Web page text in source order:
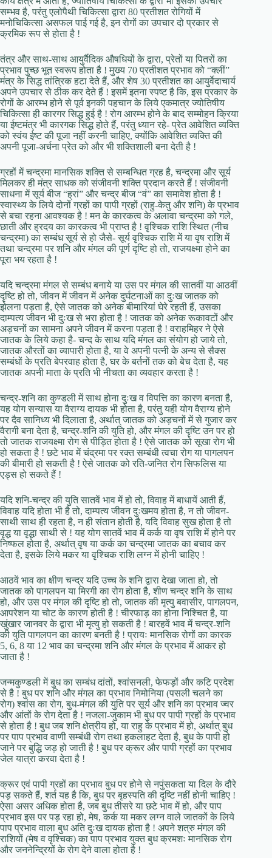
सम्भव है, परंतु एलोपैथी चिकित्सा द्वारा 80 प्रतीशत रोगियों में
मनोचिकित्सा असफल पाई गई है, इन रोगों का उपचार दो प्रकार से
क्रमिक रूप से होता है !
तंत्र और साथ-साथ आयुर्वैदिक औषधियों के द्वारा, प्रेतों या पितरों का
प्रभाव पुच्छ भूत स्वरूप होता है ! मुख्य 70 प्रतीशत प्रभाव को “क्लीं”
मंत्र के सिद्ध तांत्रिक हटा देते हैं, और शेष 30 प्रतीशत का आयुर्वेदाचार्य
अपने उपचार से ठीक कर देते हैं ! इसमें इतना स्पष्ट है कि, इस प्रकार के
रोगों के आरम्भ होने से पूर्व इनकी पहचान के लिये एकमात्र ज्योतिषीय
चिकित्सा ही कारगर सिद्ध हुई है ! रोग आरम्भ होने के बाद सम्मोहन क्रिया
या ईष्टमंत्र भी कारगक सिद्ध होते हैं, परंतु ध्यान रहे- प्रेत आवेशित व्यक्ति
को स्वंय ईष्ट की पूजा नहीं करनी चाहिए, क्योंकि आवेशित व्यक्ति की
अपनी पूजा-अर्चना प्रेत को और भी शक्तिशाली बना देती है !
ग्रहों में चन्द्रमा मानसिक शक्ति से सम्बन्धित ग्रह है, चन्द्रमा और सूर्य
मिलकर ही मंत्र साधक को संजीवनी शक्ति प्रदान करते हैं ! संजीवनी
साधना में सूर्य बीज “ह्रां” और चन्द्र बीज “वं” का समावेश होता है !
स्वास्थ्य के लिये दोनों ग्रहों का पापी ग्रहों (राहु-केतु और शनि) के प्रभाव
से बचा रहना आवश्यक है ! मन के कारकत्व के अलावा चन्द्रमा को गले,
छाती और ह्रदय का कारकत्व भी प्राप्त है ! वृश्चिक राशि स्थित (नीच
चन्द्रमा) का सम्बंध सूर्य से हो जैसे- सूर्य वृश्चिक राशि में या वृष राशि में
तथा चन्द्रमा पर शनि और मंगल की पूर्ण दृष्टि हो तो, राजयक्ष्मा होने का
पूरा भय रहता है !
यदि चन्द्रमा मंगल से सम्बंध बनाये या उस पर मंगल की सातवीं या आठवीं
दृष्टि हो तो, जीवन में जीवन में अनेक दुर्घटनाओं का दुःख जातक को
झेलना पड़ता है, ऐसे जातक को अनेक बीमारियां घेरे रहती हैं, उसका
दाम्पत्य जीवन भी दुःख से भरा होता है ! जातक को अनेक रूकावटों और
अड़चनों का सामना अपने जीवन में करना पड़ता है ! वराहमिहर ने ऐसे
जातक के लिये कहा है- चन्द के साथ यदि मंगल का संयोग हो जाये तो,
जातक औरतों का व्यापारी होता है, या वे अपनी पत्नी के अन्य से सैक्स
सम्बंधों के प्रति बेपरवाह होता है, घर के बर्तनों तक को बेच देता है, यह
जातक अपनी माता के प्रति भी नीचता का व्यवहार करता है !
चन्द्र-शनि का कुण्डली में साथ होना दुःख व विपत्ति का कारण बनता है,
यह योग सन्यास या वैराग्य दायक भी होता है, परंतु यही योग वैराग्य होने
पर दैव सानिध्य भी दिलाता है, अर्थात् जातक को अड़चनों में से गुजार कर
वैरागी बना देता है, चन्द्र-शनि की युति हो, और मंगल की दृष्टि उन पर हो
तो जातक राजयक्ष्मा रोग से पीड़ित होता है ! ऐसे जातक को सूखा रोग भी
हो सकता है ! छटे भाव में चंद्रमा पर रक्त सम्बंधी त्वचा रोग या पागलपन
की बीमारी हो सकती है ! ऐसे जातक को रति-जनित रोग सिफलिस या
एड्स हो सकते हैं !
यदि शनि-चन्द्र की युति सातवें भाव में हो तो, विवाह में बाधायें आती हैं,
विवाह यदि होता भी है तो, दाम्पत्य जीवन दुःखमय होता है, न तो जीवन-
साथी साथ ही रहता है, न ही संतान होती है, यदि विवाह सुख होता है तो
वृद्ध या वृद्धा साथी से ! यह योग सातवें भाव में कर्क या वृष राशि में होने पर
निष्फल होता है, अर्थात् वृष या कर्क का चन्द्रमा जातक का बचाव कर
देता है, इसके लिये मकर या वृश्चिक राशि लग्न में होनी चाहिए !
आठवें भाव का क्षीण चन्द्र यदि उच्च के शनि द्वारा देखा जाता हो, तो
जातक को पागलपन या मिरगी का रोग होता है, शीण चन्द्र शनि के साथ
हो, और उस पर मंगल की दृष्टि हो तो, जातक की मृत्यु बवासीर, पागलपन,
आपरेशन या चोट के कारण होती है ! चीरफाड़ का होना निश्चित है, या
खुंखार जानवर के द्वारा भी मृत्यु हो सकती है ! बारहवें भाव में चन्द्र-शनि
की युति पागलपन का कारण बनती है ! प्रायः मानसिक रोगों का कारक
5, 6, 8 या 12 भाव का चन्द्रमा शनि और मंगल के प्रभाव में आकर हो
जाता है !
जन्मकुण्डली में बुध का सम्बंध दांतों, श्वांसनली, फेफड़ों और कटि प्रदेश
से है ! बुध पर शनि और मंगल का प्रभाव निमोनिया (पसली चलने का
रोग) श्वांस का रोग, बुध-मंगल की युति पर सूर्य और शनि का प्रभाव ज्वर
और आंतों के रोग देता है ! नजला-जुकाम भी बुध पर पापी ग्रहों के प्रभाव
से होता है ! बुध जब शनि क्षेत्रीय हो, या राहु के प्रभाव में हो, अर्थात् बुध
पर पाप प्रभाव वाणी सम्बंधी रोग तथा हकलाहट देता है, बुध के पापी हो
जाने पर बुद्धि जड़ हो जाती है ! बुध पर क्रूर और पापी ग्रहों का प्रभाव
जेल यात्रा करवा देता है !
क्रूर एवं पापी ग्रहों का प्रभाव बुध पर होने से नपुंसकता या दिल के दौरे
पड़ सकते हैं, शर्त यह है कि, बुध पर बृहस्पति की दृष्टि नहीं होनी चाहिए !
ऐसा असर अधिक होता है, जब बुध तीसरे या छटे भाव में हो, और पाप
प्रभाव इस पर पड़ रहा हो, मेष, कर्क या मकर लग्न वाले जातकों के लिये
पाप प्रभाव वाला बुध अति दुःख दायक होता है ! अपने शत्रु मंगल की
राशियों (मेष व वृश्चिक) का पाप प्रभाव युक्त बुध क्रमशः मानसिक रोग
और जननेन्द्रियों के रोग देने वाला होता है !